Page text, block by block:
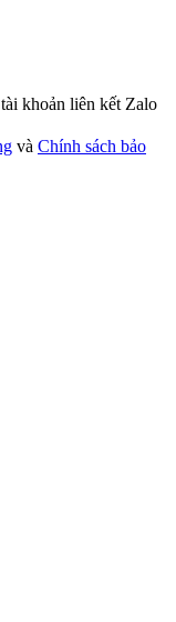
khoản liên kết Zalo
và Chính sách bảo